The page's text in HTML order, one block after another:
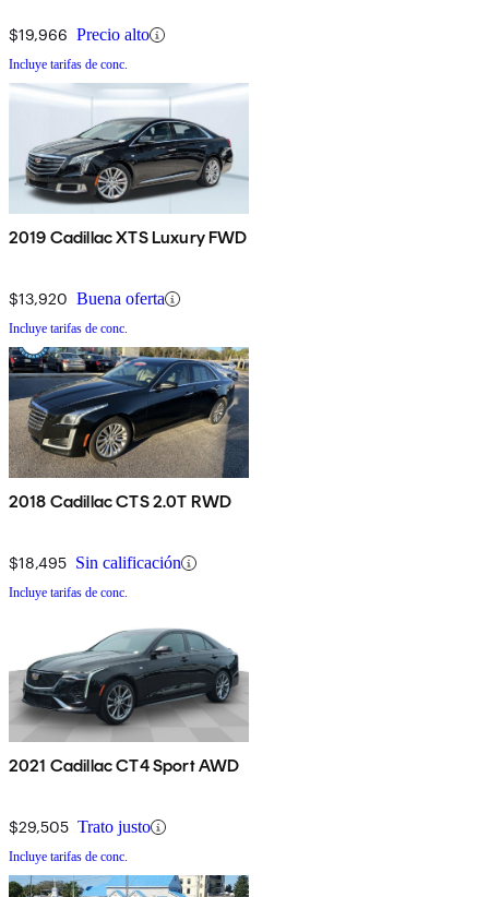
$19,966 Precio alto
Incluye tarifas de conc.
2019 Cadillac XTS Luxury FWD
$13,920 Buena oferta
Incluye tarifas de conc.
2018 Cadillac CTS 2.0T RWD
$18,495 Sin calificación
Incluye tarifas de conc.
2021 Cadillac CT4 Sport AWD
$29,505 Trato justo
Incluye tarifas de conc.